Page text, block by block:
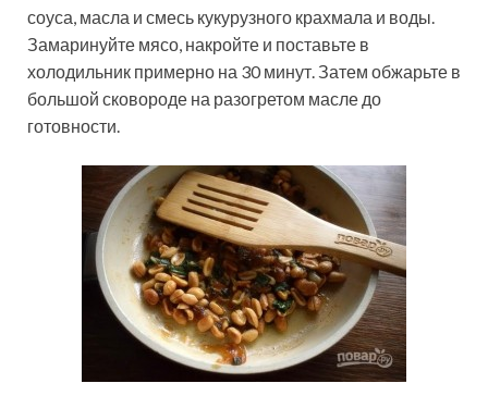
соуса, масла и смесь кукурузного крахмала и воды.
Замаринуйте мясо, накройте и поставьте в
холодильник примерно на 30 минут. Затем обжарьте в
большой сковороде на разогретом масле до
готовности.